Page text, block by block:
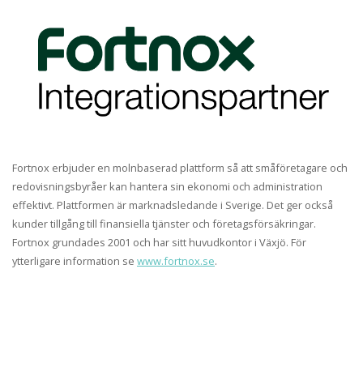
Fortnox erbjuder en molnbaserad plattform så att småföretagare och
redovisningsbyråer kan hantera sin ekonomi och administration
effektivt. Plattformen är marknadsledande i Sverige. Det ger också
kunder tillgång till finansiella tjänster och företagsförsäkringar.
Fortnox grundades 2001 och har sitt huvudkontor i Växjö. För
ytterligare information se www.fortnox.se.